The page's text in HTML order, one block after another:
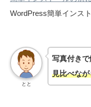
WordPress簡単インス
とと
写真付き
見比べな